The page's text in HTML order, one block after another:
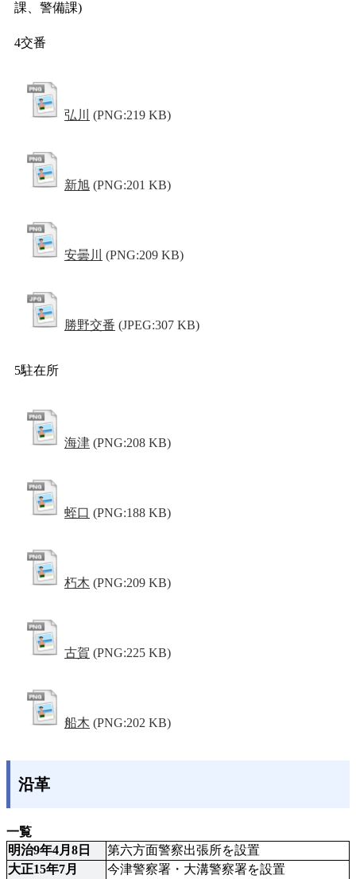
課、警備課)
4交番
弘川 (PNG:219 KB)
新旭 (PNG:201 KB)
安曇川 (PNG:209 KB)
勝野交番 (JPEG:307 KB)
5駐在所
海津 (PNG:208 KB)
蛭口 (PNG:188 KB)
朽木 (PNG:209 KB)
古賀 (PNG:225 KB)
船木 (PNG:202 KB)
沿革
一覧
明治9年4月8日
第六方面警察出張所を設置
大正15年7月
今津警察署・大溝警察署を設置